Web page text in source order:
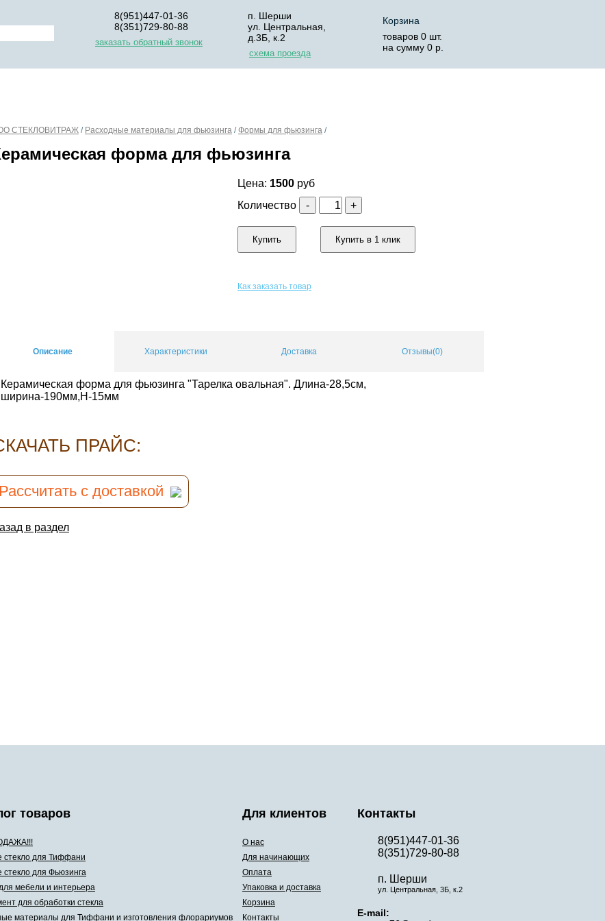
8(951)447-01-36
8(351)729-80-88
заказать обратный звонок
п. Шерши
ул. Центральная,
д.3Б, к.2
схема проезда
Корзина
товаров 0 шт.
на сумму 0 р.
СТЕКЛОВИТРАЖ / Расходные материалы для фьюзинга /Формы для фьюзинга /
форма для фьюзинга
Цена: 1500 руб
Количество
- +
Купить Купить в 1 клик
Как заказать товар
Описание Характеристики Доставка Отзывы(0)
Керамическая форма для фьюзинга "Тарелка овальная". Длина-28,5см,
ширина-190мм,Н-15мм
ПРАЙС:
Рассчитать с доставкой
в раздел
товаров
стекло для Тиффани
стекло для Фьюзинга
мебели и интерьера
для обработки стекла
материалы для Тиффани и изготовления флорариумов
Для клиентов
О нас
Для начинающих
Оплата
Упаковка и доставка
Корзина
Контакты
Контакты
8(951)447-01-36
8(351)729-80-88
п. Шерши
ул. Центральная, 3Б, к.2
E-mail: